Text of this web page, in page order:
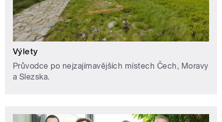
Výlety
Průvodce po nejzajímavějších místech Čech, Moravy
a Slezska.